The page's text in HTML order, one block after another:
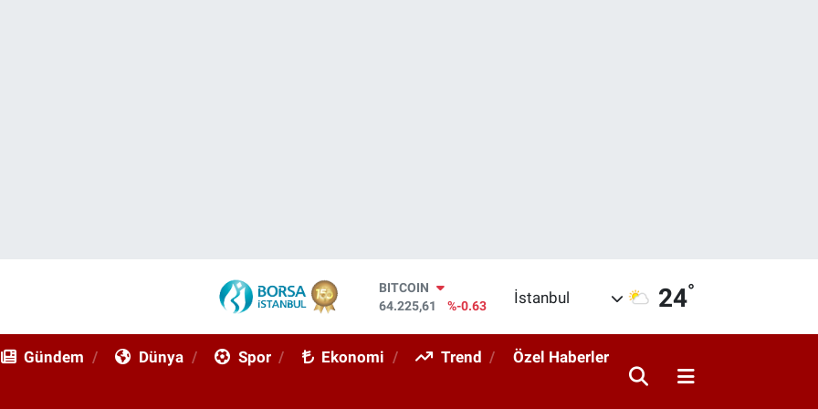
DOLAR
47,7143
%0.16
STERLİN
İstanbul 24°
Gündem Dünya Spor Ekonomi Trend Özel Haberler